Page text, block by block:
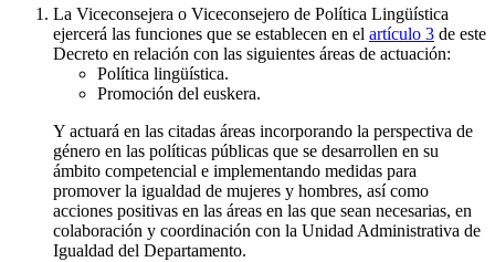
La Viceconsejera o Viceconsejero de Política Lingüística
ejercerá las funciones que se establecen en el artículo 3 de este
Decreto en relación con las siguientes áreas de actuación:
Política lingüística.
Promoción del euskera.
Y actuará en las citadas áreas incorporando la perspectiva de
género en las políticas públicas que se desarrollen en su
ámbito competencial e implementando medidas para
promover la igualdad de mujeres y hombres, así como
acciones positivas en las áreas en las que sean necesarias, en
colaboración y coordinación con la Unidad Administrativa de
Igualdad del Departamento.